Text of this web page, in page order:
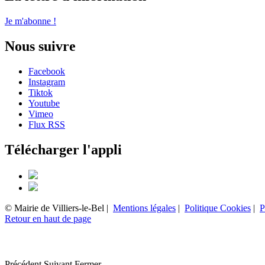
Je m'abonne !
Nous suivre
Facebook
Instagram
Tiktok
Youtube
Vimeo
Flux RSS
Télécharger l'appli
© Mairie de Villiers-le-Bel | Mentions légales | Politique Cookies |
Retour en haut de page